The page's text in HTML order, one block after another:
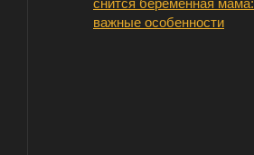
снится беременная мама:
важные особенности